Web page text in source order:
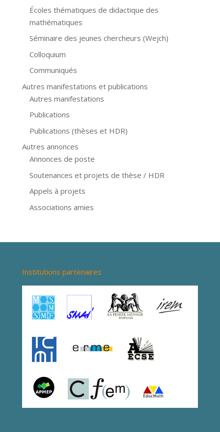
Écoles thématiques de didactique des
mathématiques
Séminaire des jeunes chercheurs (Wejch)
Colloquium
Communiqués
Autres manifestations et publications
Autres manifestations
Publications
Publications (thèses et HDR)
Autres annonces
Annonces de poste
Soutenances et projets de thèse / HDR
Appels à projets
Associations amies
Institutions partenaires